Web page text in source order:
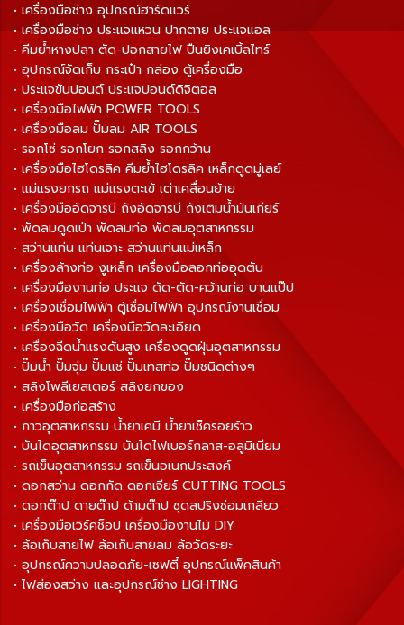
• เครื่องมือช่าง อุปกรณ์ฮาร์ดแวร์
• เครื่องมือช่าง ประแจแหวน ปากตาย ประแจแอล
• คีมย้ำหางปลา ตัด-ปอกสายไฟ ปืนยิงเคเบิ้ลไทร์
• อุปกรณ์จัดเก็บ กระเป๋า กล่อง ตู้เครื่องมือ
• ประแจขันปอนด์ ประแจปอนด์ดิจิตอล
• เครื่องมือไฟฟ้า POWER TOOLS
• เครื่องมือลม ปั๊มลม AIR TOOLS
• รอกโซ่ รอกโยก รอกสลิง รอกกว้าน
• เครื่องมือไฮโดรลิค คีมย้ำไฮโดรลิค เหล็กดูดมู่เลย์
• แม่แรงยกรถ แม่แรงตะเข้ เต่าเคลื่อนย้าย
• เครื่องมืออัดจารบี ถังอัดจารบี ถังเติมน้ำมันเกียร์
• พัดลมดูดเป่า พัดลมท่อ พัดลมอุตสาหกรรม
• สว่านแท่น แท่นเจาะ สว่านแท่นแม่เหล็ก
• เครื่องล้างท่อ งูเหล็ก เครื่องมือลอกท่ออุดตัน
• เครื่องมืองานท่อ ประแจ ดัด-ตัด-คว้านท่อ บานแป๊ป
• เครื่องเชื่อมไฟฟ้า ตู้เชื่อมไฟฟ้า อุปกรณ์งานเชื่อม
• เครื่องมือวัด เครื่องมือวัดละเอียด
• เครื่องฉีดน้ำแรงดันสูง เครื่องดูดฝุ่นอุตสาหกรรม
• ปั๊มน้ำ ปั๊มจุ่ม ปั๊มแช่ ปั๊มเทสท่อ ปั๊มชนิดต่างๆ
• สลิงโพลีเยสเตอร์ สลิงยกของ
• เครื่องมือก่อสร้าง
• กาวอุตสาหกรรม น้ำยาเคมี น้ำยาเช็ครอยร้าว
• บันไดอุตสาหกรรม บันไดไฟเบอร์กลาส-อลูมิเนียม
• รถเข็นอุตสาหกรรม รถเข็นอเนกประสงค์
• ดอกสว่าน ดอกกัด ดอกเจียร์ CUTTING TOOLS
• ดอกต๊าป ดายต๊าป ด้ามต๊าป ชุดสปริงซ่อมเกลียว
• เครื่องมือเวิร์คช็อป เครื่องมืองานไม้ DIY
• ล้อเก็บสายไฟ ล้อเก็บสายลม ล้อวัดระยะ
• อุปกรณ์ความปลอดภัย-เซฟตี้ อุปกรณ์แพ็คสินค้า
• ไฟส่องสว่าง และอุปกรณ์ช่าง LIGHTING